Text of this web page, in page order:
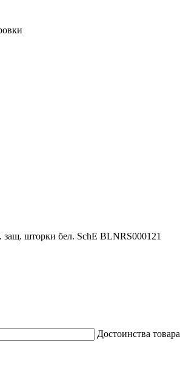
шторки бел. SchE BLNRS000121
Достоинства товара